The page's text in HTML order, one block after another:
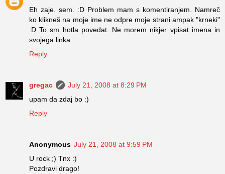
Eh zaje. sem. :D Problem mam s komentiranjem. Namreč
ko klikneš na moje ime ne odpre moje strani ampak "krneki"
:D To sm hotla povedat. Ne morem nikjer vpisat imena in
svojega linka.
Reply
gregac
July 21, 2008 at 8:29 PM
upam da zdaj bo :)
Reply
Anonymous July 21, 2008 at 9:59 PM
U rock ;) Tnx :)
Pozdravi drago!